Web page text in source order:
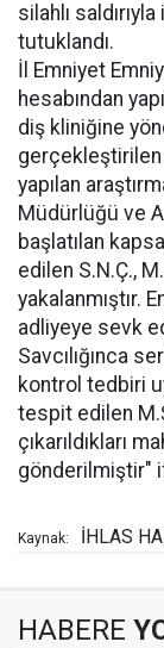
silahlı
tutuklandı.
İl Emniyet
hesabından
diş kliniğine
gerçekleştirilen
yapılan
Müdürlüğü ve
başlatılan
edilen S.N.Ç.,
yakalanmıştır.
adliyeye sevk
Savcılığınca
kontrol tedbiri
tespit edilen
çıkarıldıkları
gönderilmiştir"
Kaynak: İHLAS
HABERE